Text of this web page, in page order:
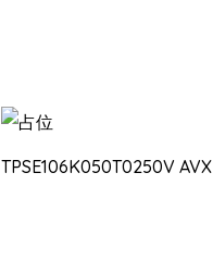
TPSE106K050T0250V AVX